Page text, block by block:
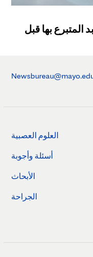
المتبرع بها قبل
العلوم العصبية
أسئلة وأجوبة
الأبحاث
الجراحة